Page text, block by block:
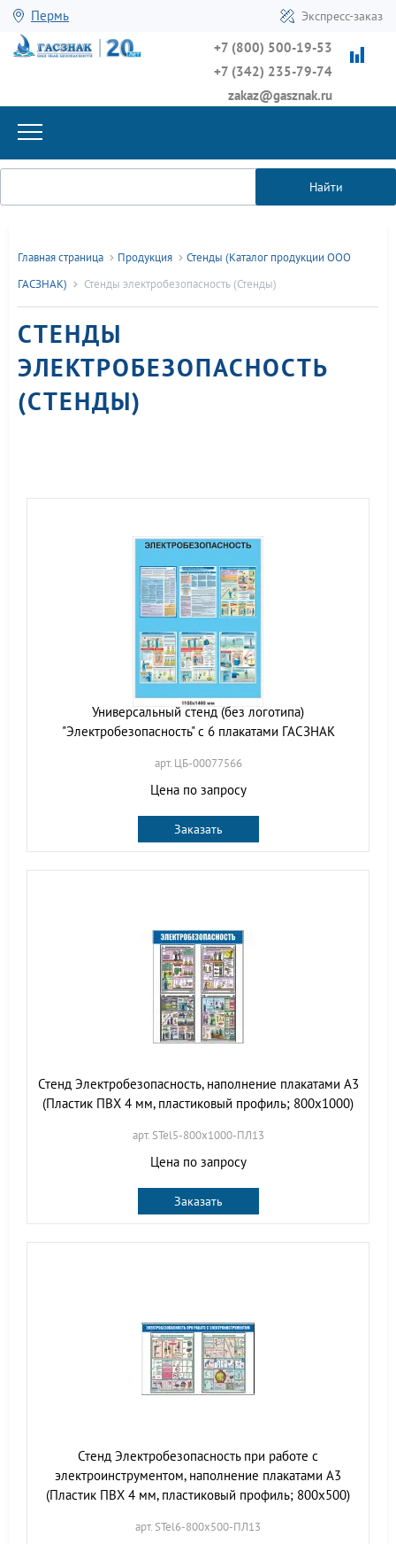
Пермь Экспресс-заказ
+7 (800) 500-19-53
+7 (342) 235-79-74
zakaz@gasznak.ru
Найти
Главная страница Продукция
Стенды (Каталог продукции ООО
ГАСЗНАК)
Стенды электробезопасность (Стенды)
СТЕНДЫ
ЭЛЕКТРОБЕЗОПАСНОСТЬ
(СТЕНДЫ)
Универсальный стенд (без логотипа)
"Электробезопасность" с 6 плакатами ГАСЗНАК
арт. ЦБ-00077566
Цена по запросу
Заказать
Стенд Электробезопасность, наполнение плакатами А3
(Пластик ПВХ 4 мм, пластиковый профиль; 800х1000)
арт. STel5-800х1000-ПЛ13
Цена по запросу
Заказать
Стенд Электробезопасность при работе с
электроинструментом, наполнение плакатами А3
(Пластик ПВХ 4 мм, пластиковый профиль; 800х500)
арт. STel6-800х500-ПЛ13